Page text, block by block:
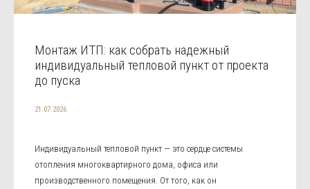
Монтаж ИТП: как собрать надежный
индивидуальный тепловой пункт от проекта
до пуска
21.07.2026
Индивидуальный тепловой пункт — это сердце системы
отопления многоквартирного дома, офиса или
производственного помещения. От того, как он